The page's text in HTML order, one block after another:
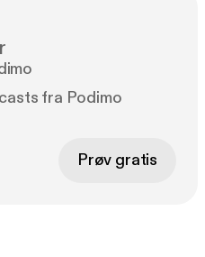
fra Podimo
Prøv gratis